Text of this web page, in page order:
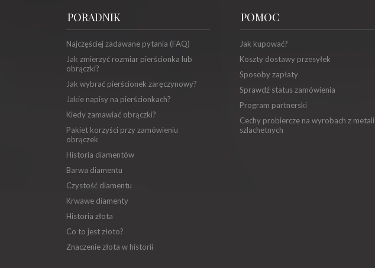
PORADNIK
Najczęściej zadawane pytania (FAQ)
Jak zmierzyć rozmiar pierścionka lub
obrączki?
Jak wybrać pierścionek zaręczynowy?
Jakie napisy na pierścionkach?
Kiedy zamawiać obrączki?
Pakiet korzyści przy zamówieniu
obrączek
Historia diamentów
Barwa diamentu
Czystość diamentu
Krwawe diamenty
Historia złota
Co to jest złoto?
Znaczenie złota w historii
POMOC
Jak kupować?
Koszty dostawy przesyłek
Sposoby zapłaty
Sprawdź status zamówienia
Program partnerski
Cechy probiercze na wyrobach z metali
szlachetnych